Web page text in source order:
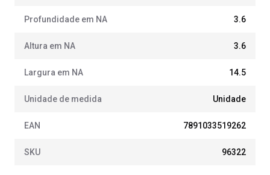
Profundidade em NA 3.6
Altura em NA 3.6
Largura em NA 14.5
Unidade de medida Unidade
EAN 7891033519262
SKU 96322